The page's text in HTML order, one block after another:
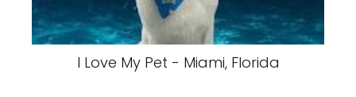
I Love My Pet - Miami, Florida